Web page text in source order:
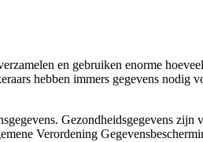
en gebruiken enorme
hebben immers gegevens nodig
Gezondheidsgegevens
Verordening